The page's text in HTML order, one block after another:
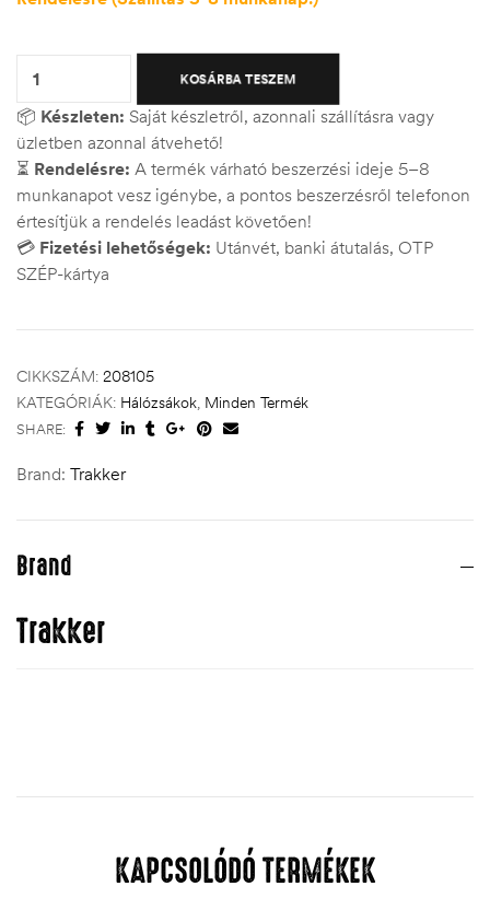
KOSÁRBA TESZEM
📦 Készleten: Saját készletről, azonnali szállításra vagy
üzletben azonnal átvehető!
⏳ Rendelésre: A termék várható beszerzési ideje 5–8
munkanapot vesz igénybe, a pontos beszerzésről telefonon
értesítjük a rendelés leadást követően!
💳 Fizetési lehetőségek: Utánvét, banki átutalás, OTP
SZÉP-kártya
CIKKSZÁM: 208105
KATEGÓRIÁK: Hálózsákok, Minden Termék
SHARE:
Brand: Trakker
Brand
Trakker
KAPCSOLÓDÓ TERMÉKEK